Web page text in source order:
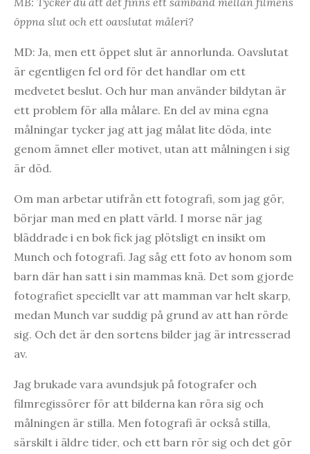
öppna slut och ett oavslutat måleri?
MD: Ja, men ett öppet slut är annorlunda. Oavslutat
är egentligen fel ord för det handlar om ett
medvetet beslut. Och hur man använder bildytan är
ett problem för alla målare. En del av mina egna
målningar tycker jag att jag målat lite döda, inte
genom ämnet eller motivet, utan att målningen i sig
är död.
Om man arbetar utifrån ett fotografi, som jag gör,
börjar man med en platt värld. I morse när jag
bläddrade i en bok fick jag plötsligt en insikt om
Munch och fotografi. Jag såg ett foto av honom som
barn där han satt i sin mammas knä. Det som gjorde
fotografiet speciellt var att mamman var helt skarp,
medan Munch var suddig på grund av att han rörde
sig. Och det är den sortens bilder jag är intresserad
av.
Jag brukade vara avundsjuk på fotografer och
filmregissörer för att bilderna kan röra sig och
målningen är stilla. Men fotografi är också stilla,
särskilt i äldre tider, och ett barn rör sig och det gör